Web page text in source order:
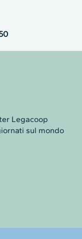
Legacoop
sul mondo